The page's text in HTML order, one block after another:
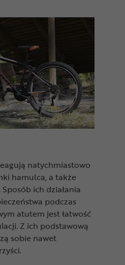
natychmiastowo
hamulca, a także
Sposób ich działania
podczas
atutem jest łatwość
Z ich podstawową
sobie nawet